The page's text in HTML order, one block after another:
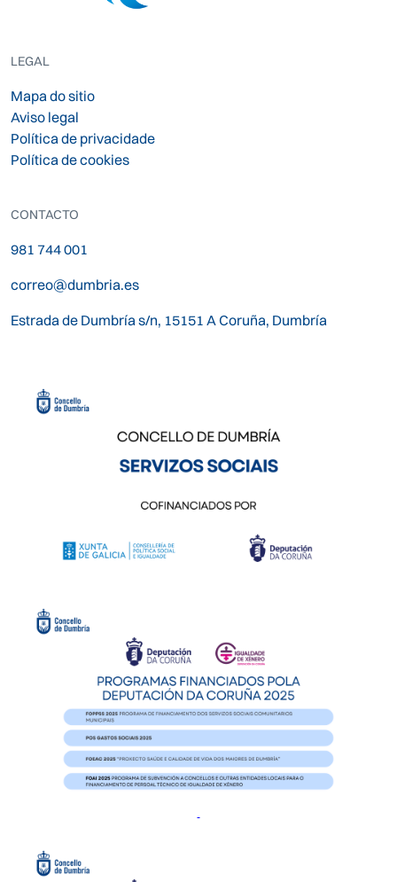
LEGAL
Mapa do sitio
Aviso legal
Política de privacidade
Política de cookies
CONTACTO
981 744 001
correo@dumbria.es
Estrada de Dumbría s/n, 15151 A Coruña, Dumbría